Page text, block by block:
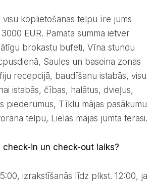
EUR. Pamata summa ietver
brokastu bufeti, Vīna stundu
Saules un baseina zonas
recepcijā, baudīšanu istabās, visu
istabās, čības, halātus, dvieļus,
piederumus, Tīklu mājas pasākumu
telpu, Lielās mājas jumta terasi.
check-in un check-out laiks?